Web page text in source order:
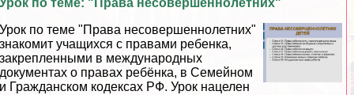
Урок по теме: "Права несовершеннолетних"
Урок по теме "Права несовершеннолетних"
знакомит учащихся с правами ребенка,
закрепленными в международных
документах о правах ребёнка, в Семейном
и Гражданском кодексах РФ. Урок нацелен